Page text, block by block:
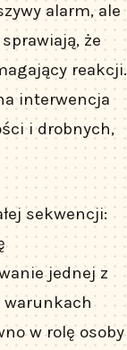
alarm, ale
że
reakcji.
interwencja
i drobnych,
sekwencji:
jednej z
warunkach
w rolę osoby